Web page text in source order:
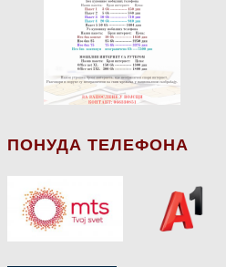
ПОНУДА ТЕЛЕФОНА